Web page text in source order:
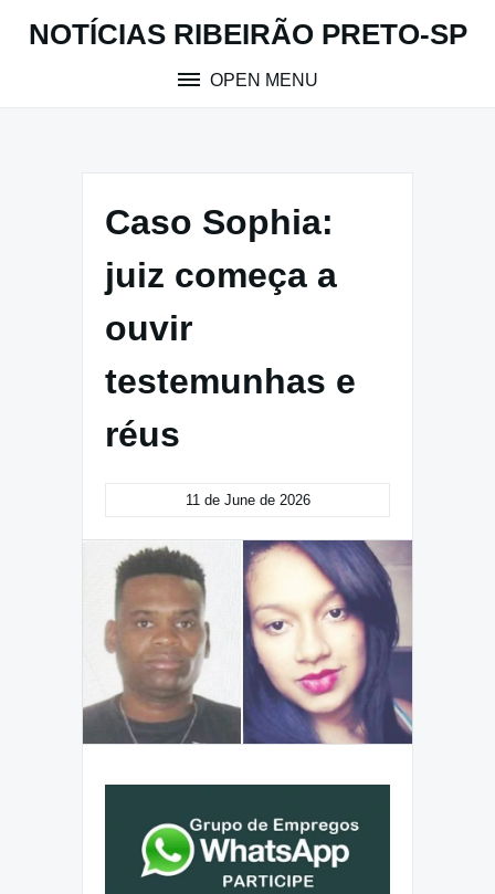
NOTÍCIAS RIBEIRÃO PRETO-SP
OPEN MENU
Caso Sophia:
juiz começa a
ouvir
testemunhas e
réus
11 de June de 2026